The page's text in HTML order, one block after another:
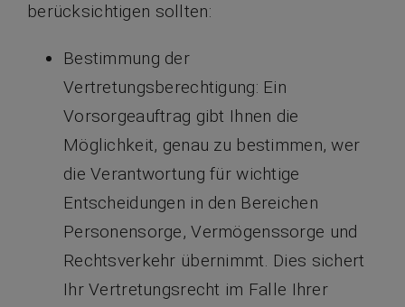
berücksichtigen sollten:
Bestimmung der
Vertretungsberechtigung: Ein
Vorsorgeauftrag gibt Ihnen die
Möglichkeit, genau zu bestimmen, wer
die Verantwortung für wichtige
Entscheidungen in den Bereichen
Personensorge, Vermögenssorge und
Rechtsverkehr übernimmt. Dies sichert
Ihr Vertretungsrecht im Falle Ihrer